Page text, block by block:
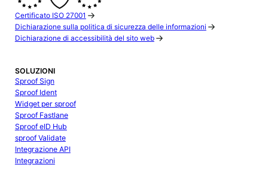
Certificato ISO 27001
Dichiarazione sulla politica di sicurezza delle informazioni
Dichiarazione di accessibilità del sito web
SOLUZIONI
Sproof Sign
Sproof Ident
Widget per sproof
Sproof Fastlane
Sproof eID Hub
sproof Validate
Integrazione API
Integrazioni